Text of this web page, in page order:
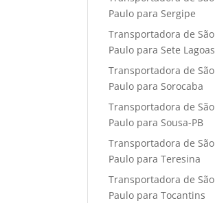
Paulo para Sergipe
Transportadora de São
Paulo para Sete Lagoas
Transportadora de São
Paulo para Sorocaba
Transportadora de São
Paulo para Sousa-PB
Transportadora de São
Paulo para Teresina
Transportadora de São
Paulo para Tocantins